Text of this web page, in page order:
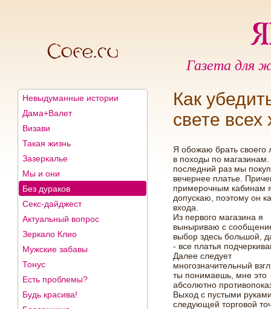
Газета для
Невыдуманные истории
Дама+Валет
Визави
Такая жизнь
Зазеркалье
Мы и они
Без дураков
Секс-дайджест
Актуальный вопрос
Зеркало Клио
Мужские забавы
Тонус
Есть проблемы?
Будь красива!
Как
свете всех
Я обожаю брать своего
в походы по
последний раз мы
вечернее платье.
примерочным кабинам
допускаю, поэтому он
входа.
Из первого магазина я
выныриваю с
выбор здесь большой,
- все платья
Далее следует
многозначительный
ты понимаешь, мне это
абсолютно
Выход с пустыми
следующей торговой